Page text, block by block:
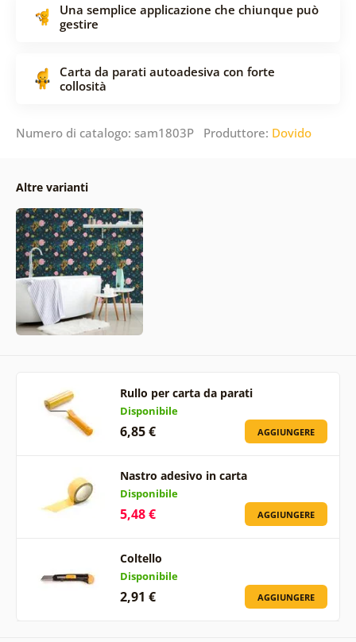
Una semplice applicazione che chiunque può
gestire
Carta da parati autoadesiva con forte
collosità
Numero di catalogo: sam1803P Produttore: Dovido
Altre varianti
Rullo per carta da parati
Disponibile
6,85 € AGGIUNGERE
Nastro adesivo in carta
Disponibile
5,48 € AGGIUNGERE
Coltello
Disponibile
2,91 € AGGIUNGERE